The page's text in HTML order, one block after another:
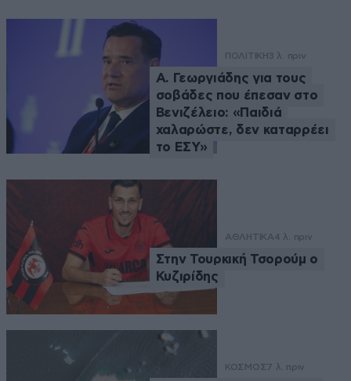
ΠΟΛΙΤΙΚΗ3 λ. πριν
Α. Γεωργιάδης για τους
σοβάδες που έπεσαν στο
Βενιζέλειο: «Παιδιά
χαλαρώστε, δεν καταρρέει
το ΕΣΥ»
ΑΘΛΗΤΙΚΑ4 λ. πριν
Στην Τουρκική Τσορούμ ο
Κυζιρίδης
ΚΟΣΜΟΣ7 λ. πριν